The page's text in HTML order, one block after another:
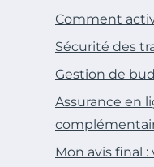
Comment
Sécurité des
Gestion de
Assurance en
Mon avis final